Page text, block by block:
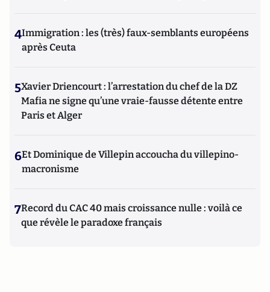
4Immigration : les (très) faux-semblants européens
après Ceuta
5Xavier Driencourt : l’arrestation du chef de la DZ
Mafia ne signe qu’une vraie-fausse détente entre
Paris et Alger
6Et Dominique de Villepin accoucha du villepino-
macronisme
7Record du CAC 40 mais croissance nulle : voilà ce
que révèle le paradoxe français